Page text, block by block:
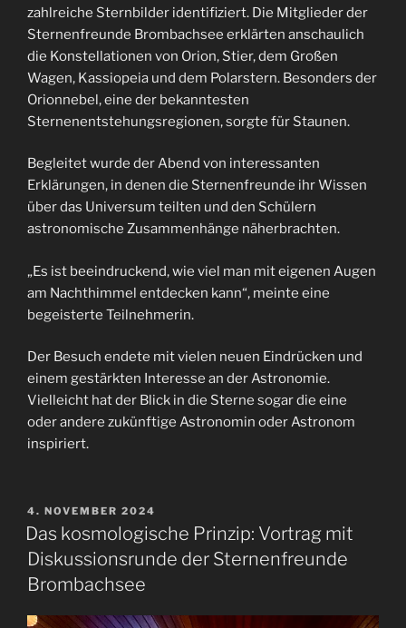
zahlreiche Sternbilder identifiziert. Die Mitglieder der
Sternenfreunde Brombachsee erklärten anschaulich
die Konstellationen von Orion, Stier, dem Großen
Wagen, Kassiopeia und dem Polarstern. Besonders der
Orionnebel, eine der bekanntesten
Sternenentstehungsregionen, sorgte für Staunen.
Begleitet wurde der Abend von interessanten
Erklärungen, in denen die Sternenfreunde ihr Wissen
über das Universum teilten und den Schülern
astronomische Zusammenhänge näherbrachten.
„Es ist beeindruckend, wie viel man mit eigenen Augen
am Nachthimmel entdecken kann“, meinte eine
begeisterte Teilnehmerin.
Der Besuch endete mit vielen neuen Eindrücken und
einem gestärkten Interesse an der Astronomie.
Vielleicht hat der Blick in die Sterne sogar die eine
oder andere zukünftige Astronomin oder Astronom
inspiriert.
VERÖFFENTLICHT
AM
4. NOVEMBER 2024
Das kosmologische Prinzip: Vortrag mit
Diskussionsrunde der Sternenfreunde
Brombachsee